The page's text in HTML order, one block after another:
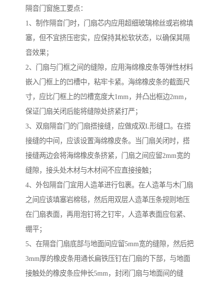
隔音门窗施工要点：
1、制作隔音门时，门扇芯内应用超细玻璃棉丝或岩棉填
塞，但不宜挤压密实，应保持其松软状态，以确保其隔
音效果；
2、门扇与门框之间的缝隙，应用海绵橡皮条等弹性材料
嵌入门框上的凹槽中，粘牢卡紧。海绵橡皮条的截面尺
寸，应比门框上的凹槽宽度大1mm，并凸出框边2mm，
保证门扇关闭后能将缝隙处挤紧打严；
3、双扇隔音门的门扇搭接缝，应做成双L形缝口。在搭
接缝的中间，应该设置海绵橡皮条。当门扇关闭时，搭
接缝两边会将海绵橡皮条挤紧，门扇之间应留2mm宽的
缝隙，接头处木材与木材间不应直接接触；
4、外包隔音门宜用人造革进行包裹。在人造革与木门扇
之间应该填塞岩棉毯，然后用双层人造革压条规则地压
在门扇表面，再用泡钉将之钉牢，人造革表面应包紧、
绷平；
5、在隔音门扇底部与地面间应留5mm宽的缝隙，然后把
3mm厚的橡皮条用通长扁铁压钉在门扇的下部，与地面
接触处的橡皮条应伸长5mm，封闭门扇与地面间的缝